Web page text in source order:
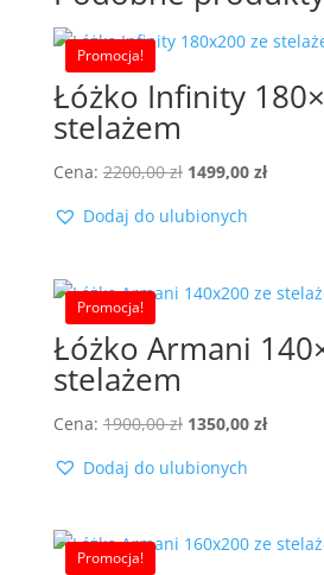
Promocja!
Łóżko Infinity
stelażem
Cena: 2200,00zł Pierwotna
wynosiła:
1499,00 złAktualna
Dodaj do ulubionych
Promocja!
Łóżko Armani
stelażem
Cena: 1900,00zł Pierwotna
wynosiła:
1350,00 złAktualna
Dodaj do ulubionych
Promocja!